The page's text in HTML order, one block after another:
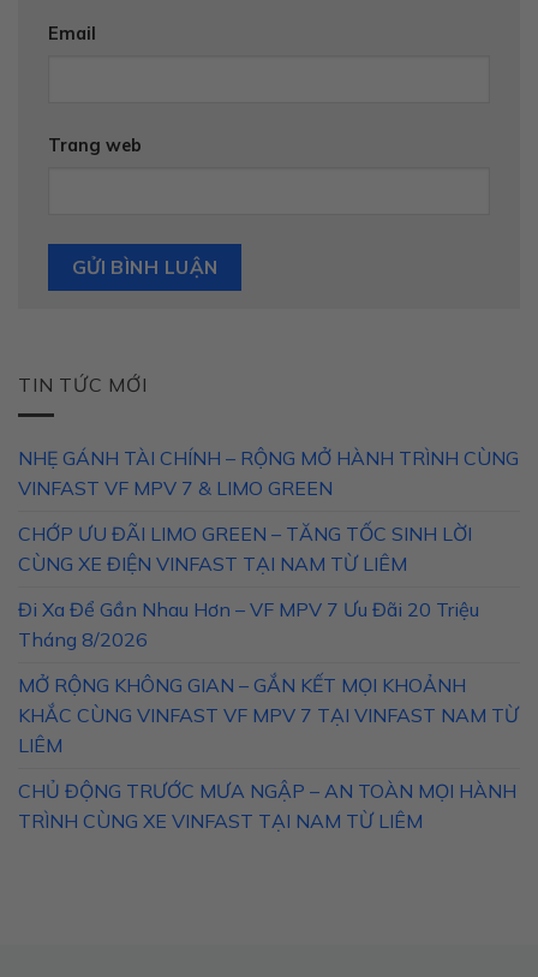
Email
Trang web
TIN TỨC MỚI
NHẸ GÁNH TÀI CHÍNH – RỘNG MỞ HÀNH TRÌNH CÙNG
VINFAST VF MPV 7 & LIMO GREEN
CHỚP ƯU ĐÃI LIMO GREEN – TĂNG TỐC SINH LỜI
CÙNG XE ĐIỆN VINFAST TẠI NAM TỪ LIÊM
Đi Xa Để Gần Nhau Hơn – VF MPV 7 Ưu Đãi 20 Triệu
Tháng 8/2026
MỞ RỘNG KHÔNG GIAN – GẮN KẾT MỌI KHOẢNH
KHẮC CÙNG VINFAST VF MPV 7 TẠI VINFAST NAM TỪ
LIÊM
CHỦ ĐỘNG TRƯỚC MƯA NGẬP – AN TOÀN MỌI HÀNH
TRÌNH CÙNG XE VINFAST TẠI NAM TỪ LIÊM